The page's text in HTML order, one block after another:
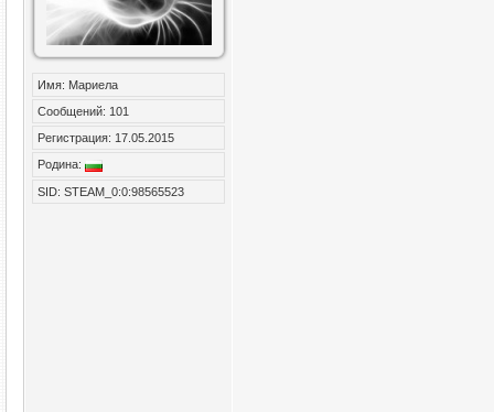
Имя: Мариела
Сообщений: 101
Регистрация: 17.05.2015
Родина:
SID: STEAM_0:0:98565523